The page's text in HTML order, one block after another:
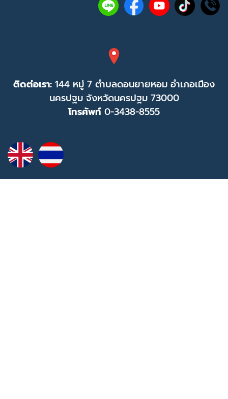
ติดต่อเรา: 144 หมู่ 7 ตำบลดอนยายหอม อำเภอเมือง
นครปฐม จังหวัดนครปฐม 73000
โทรศัพท์ 0-3438-8555